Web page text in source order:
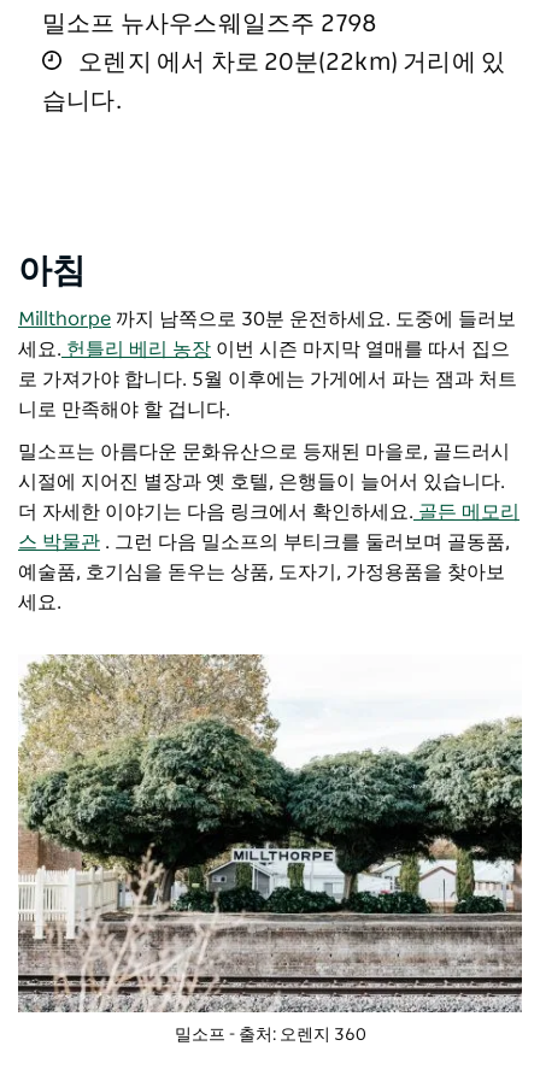
밀소프 뉴사우스웨일즈주 2798
오렌지 에서 차로 20분(22km) 거리에 있
습니다.
아침
Millthorpe 까지 남쪽으로 30분 운전하세요. 도중에 들러보
세요. 헌틀리 베리 농장 이번 시즌 마지막 열매를 따서 집으
로 가져가야 합니다. 5월 이후에는 가게에서 파는 잼과 처트
니로 만족해야 할 겁니다.
밀소프는 아름다운 문화유산으로 등재된 마을로, 골드러시
시절에 지어진 별장과 옛 호텔, 은행들이 늘어서 있습니다.
더 자세한 이야기는 다음 링크에서 확인하세요. 골든 메모리
스 박물관 . 그런 다음 밀소프의 부티크를 둘러보며 골동품,
예술품, 호기심을 돋우는 상품, 도자기, 가정용품을 찾아보
세요.
밀소프 - 출처: 오렌지 360